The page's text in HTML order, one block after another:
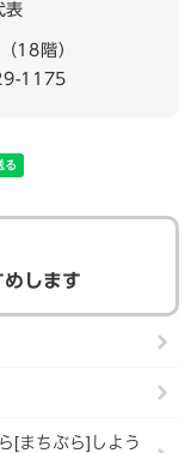
表
18階）
1175
めします
[まちぶら]しよう